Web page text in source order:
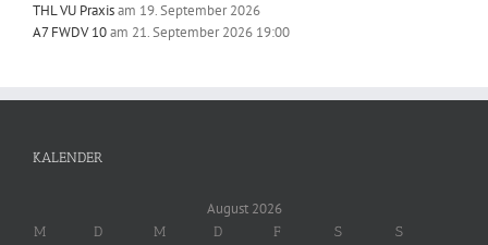
THL VU Praxisam 19. September 2026
A7 FWDV 10am 21. September 2026 19:00
KALENDER
August 2026
M D M D F S S